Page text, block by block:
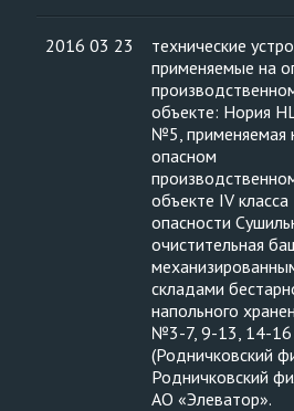
2016 03 23
технические
применяемые на
объекте: Нория
№5, применяемая
опасном
объекте IV класса
опасности
очистительная
складами
напольного
№3-7, 9-13, 14-16
(Родничковский
Родничковский
АО «Элеватор».